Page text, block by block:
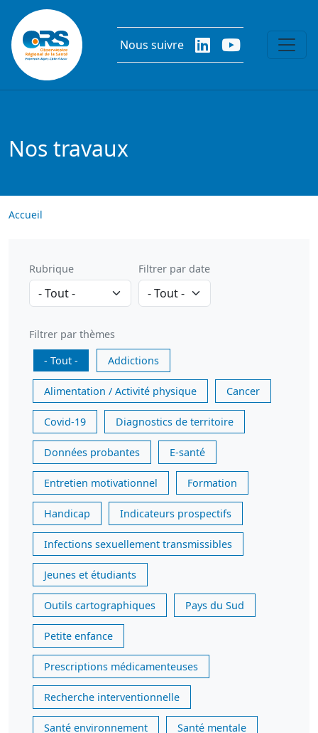
Aller au contenu principal
Nous suivre
Nos travaux
Accueil
Rubrique Filtrer par date
Filtrer par thèmes
- Tout -
Addictions
Alimentation / Activité physique Cancer
Covid-19 Diagnostics de territoire
Données probantes E-santé
Entretien motivationnel Formation
Handicap Indicateurs prospectifs
Infections sexuellement transmissibles
Jeunes et étudiants
Outils cartographiques Pays du Sud
Petite enfance
Prescriptions médicamenteuses
Recherche interventionnelle
Santé environnement Santé mentale